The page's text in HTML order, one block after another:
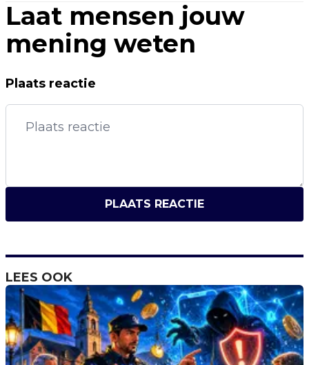
Laat mensen jouw
mening weten
Plaats reactie
PLAATS REACTIE
LEES OOK